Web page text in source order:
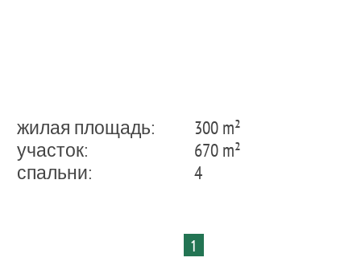
жилая площадь:
300 m²
участок:
670 m²
спальни:
4
1